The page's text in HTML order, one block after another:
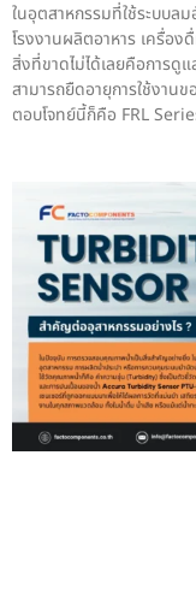
ในอุตสาหกรรมที่ใช้ระบบล
โรงงานผลิตอาหาร เครื่อ
สิ่งที่ขาดไม่ได้เลยคือการดู
สามารถยืดอายุการใช้งา
ตอบโจทย์นี้ก็คือ FRL